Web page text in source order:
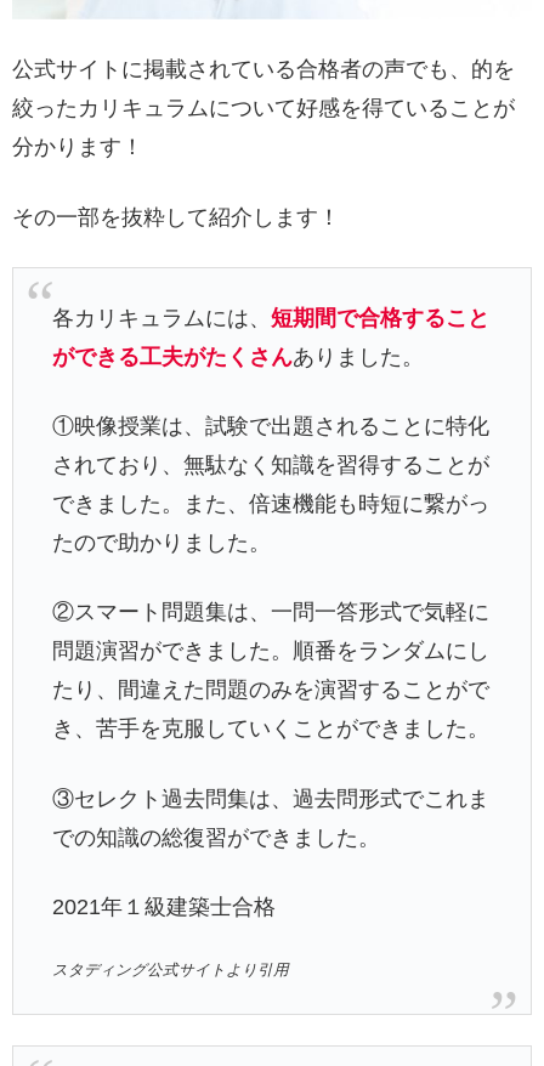
公式サイトに掲載されている合格者の声でも、的を
絞ったカリキュラムについて好感を得ていることが
分かります！
その一部を抜粋して紹介します！
各カリキュラムには、短期間で合格すること
ができる工夫がたくさんありました。
①映像授業は、試験で出題されることに特化
されており、無駄なく知識を習得することが
できました。また、倍速機能も時短に繋がっ
たので助かりました。
②スマート問題集は、一問一答形式で気軽に
問題演習ができました。順番をランダムにし
たり、間違えた問題のみを演習することがで
き、苦手を克服していくことができました。
③セレクト過去問集は、過去問形式でこれま
での知識の総復習ができました。
2021年１級建築士合格
スタディング公式サイトより引用